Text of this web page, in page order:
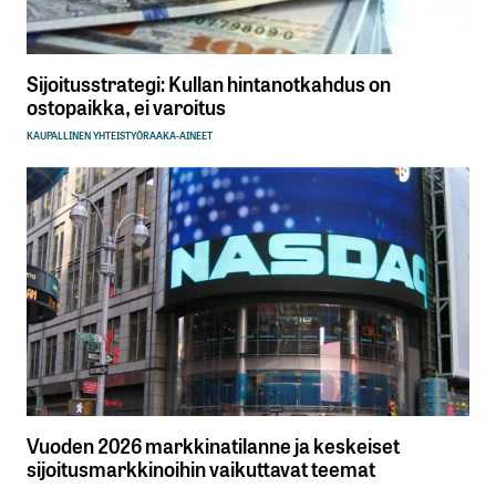
Sijoitusstrategi: Kullan hintanotkahdus on
ostopaikka, ei varoitus
KAUPALLINEN YHTEISTYÖRAAKA-AINEET
Vuoden 2026 markkinatilanne ja keskeiset
sijoitusmarkkinoihin vaikuttavat teemat